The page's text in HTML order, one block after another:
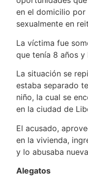
en el domicilio por
sexualmente en
La víctima fue
que tenía 8 años y
La situación se
estaba separado
niño, la cual se
en la ciudad de
El acusado,
en la vivienda,
y lo abusaba
Alegatos